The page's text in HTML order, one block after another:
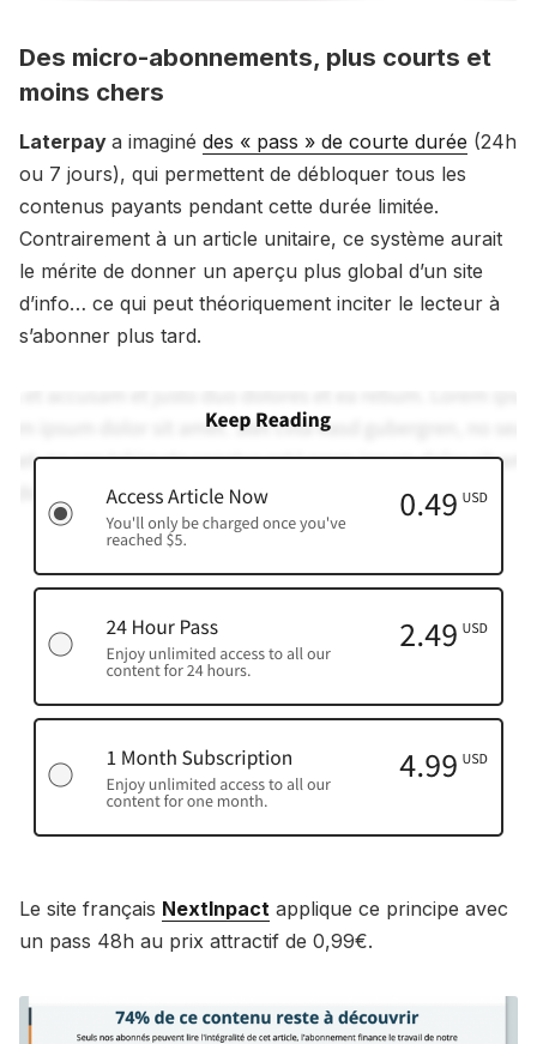
Des micro-abonnements, plus courts et
moins chers
Laterpay a imaginé des « pass » de courte durée (24h
ou 7 jours), qui permettent de débloquer tous les
contenus payants pendant cette durée limitée.
Contrairement à un article unitaire, ce système aurait
le mérite de donner un aperçu plus global d’un site
d’info… ce qui peut théoriquement inciter le lecteur à
s’abonner plus tard.
Le site français NextInpact applique ce principe avec
un pass 48h au prix attractif de 0,99€.